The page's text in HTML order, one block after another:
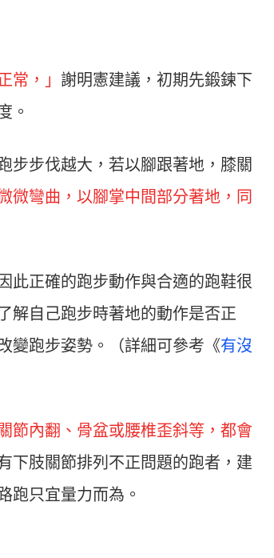
常，」 謝明憲建議，初期先鍛鍊下
。
步步伐越大，若以腳跟著地，膝關
微彎曲，以腳掌中間部分著地，同
此正確的跑步動作與合適的跑鞋很
解自己跑步時著地的動作是否正
變跑步姿勢。（詳細可參考《有沒
節內翻、骨盆或腰椎歪斜等，都會
下肢關節排列不正問題的跑者，建
跑只宜量力而為。